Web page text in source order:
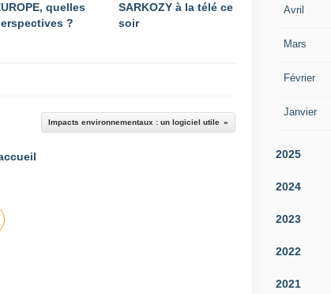
quelles
?
SARKOZY à la télé ce
soir
Impacts environnementaux : un logiciel utile
Avril
Mars
Février
Janvier
2025
2024
2023
2022
2021